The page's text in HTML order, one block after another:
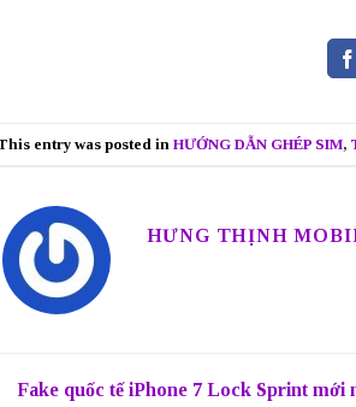
entry was posted in HƯỚNG DẪN GHÉP SIM,
HƯNG THỊNH
Fake quốc tế iPhone 7 Lock Sprint mới